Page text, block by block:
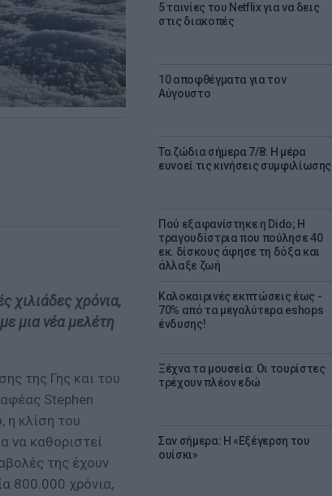
5 ταινίες του Netflix για να δεις
στις διακοπές
10 αποφθέγματα για τον
Αύγουστο
Τα ζώδια σήμερα 7/8: Η μέρα
ευνοεί τις κινήσεις συμφιλίωσης
Πού εξαφανίστηκε η Dido; Η
τραγουδίστρια που πούλησε 40
εκ. δίσκους άφησε τη δόξα και
άλλαξε ζωή
Καλοκαιρινές εκπτώσεις έως -
70% από τα μεγαλύτερα eshops
ένδυσης!
Ξέχνα τα μουσεία: Οι τουρίστες
τρέχουν πλέον εδώ
Σαν σήμερα: Η «Εξέγερση του
ουίσκι»
χιλιάδες χρόνια,
μια νέα μελέτη
της Γης και του
Stephen
η κλίση του
να καθοριστεί
της έχουν
800.000 χρόνια,